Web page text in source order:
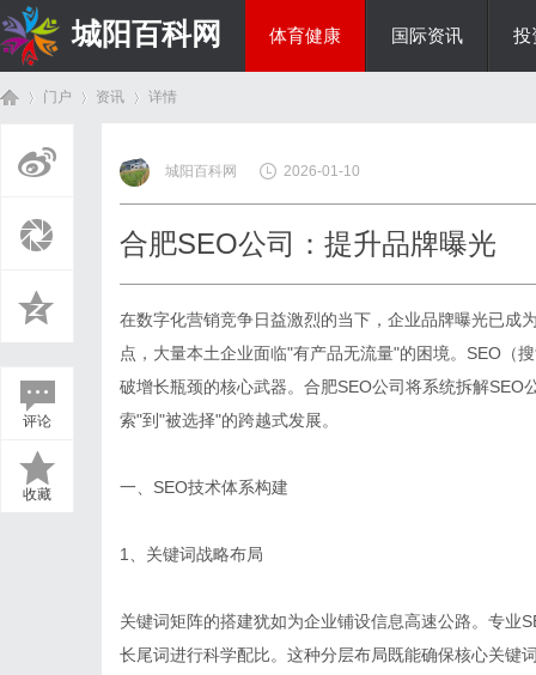
城阳百科网 体育健康 国际资讯 投
门户 资讯
›
详情
评论
收藏
城阳百科网 2026-01-10
合肥SEO公司：提升品牌曝光
在数字化营销竞争日益激烈的当下，企业品牌曝光已成
点，大量本土企业面临"有产品无流量"的困境。SEO（
破增长瓶颈的核心武器。 合肥SEO公司将系统拆解SEO
索"到"被选择"的跨越式发展。
一、SEO技术体系构建
1、关键词战略布局
关键词矩阵的搭建犹如为企业铺设信息高速公路。专业
长尾词进行科学配比。这种分层布局既能确保核心关键